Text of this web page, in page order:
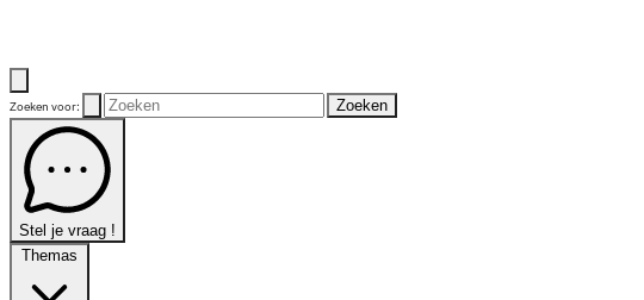
Zoeken voor: Zoeken
Stel je vraag !
Themas